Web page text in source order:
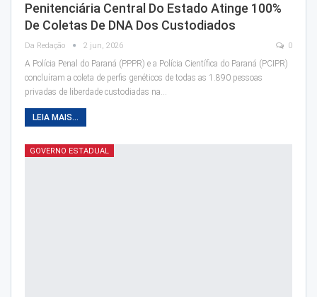
Penitenciária Central Do Estado Atinge 100%
De Coletas De DNA Dos Custodiados
Da Redação 2 jun, 2026 0
A Polícia Penal do Paraná (PPPR) e a Polícia Científica do Paraná (PCIPR)
concluíram a coleta de perfis genéticos de todas as 1.890 pessoas
privadas de liberdade custodiadas na…
LEIA MAIS...
GOVERNO ESTADUAL